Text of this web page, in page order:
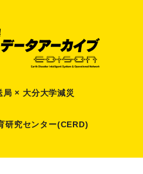
局 × 大分大学減災
研究センター(CERD)